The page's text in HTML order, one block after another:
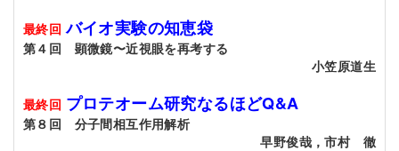
最終回 バイオ実験の知恵袋
第４回 顕微鏡〜近視眼を再考する
小笠原道生
最終回 プロテオーム研究なるほどQ&A
第８回 分子間相互作用解析
早野俊哉，市村 徹